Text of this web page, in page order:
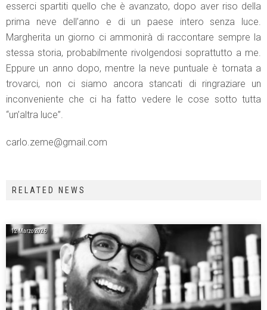
esserci spartiti quello che è avanzato, dopo aver riso della
prima neve dell’anno e di un paese intero senza luce.
Margherita un giorno ci ammonirà di raccontare sempre la
stessa storia, probabilmente rivolgendosi soprattutto a me.
Eppure un anno dopo, mentre la neve puntuale è tornata a
trovarci, non ci siamo ancora stancati di ringraziare un
inconveniente che ci ha fatto vedere le cose sotto tutta
“un’altra luce”.
carlo.zeme@gmail.com
RELATED NEWS
12 Marzo 2026